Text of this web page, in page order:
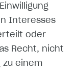
Interesses
oder
Recht, nicht
zu einem